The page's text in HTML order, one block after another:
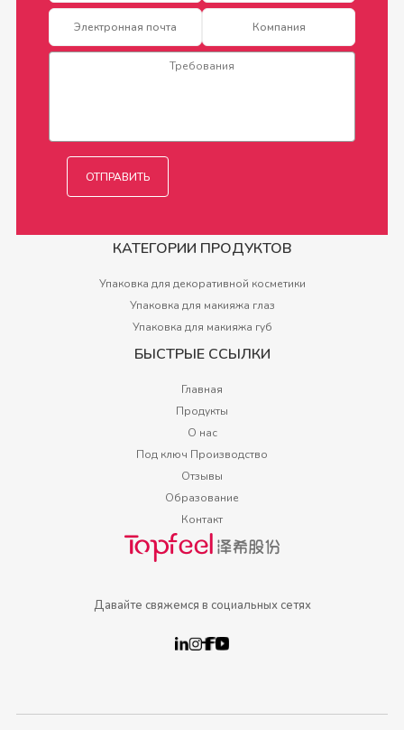
КАТЕГОРИИ ПРОДУКТОВ
Упаковка для декоративной косметики
Упаковка для макияжа глаз
Упаковка для макияжа губ
БЫСТРЫЕ ССЫЛКИ
Главная
Продукты
О нас
Под ключ Производство
Отзывы
Образование
Контакт
Давайте свяжемся в социальных сетях